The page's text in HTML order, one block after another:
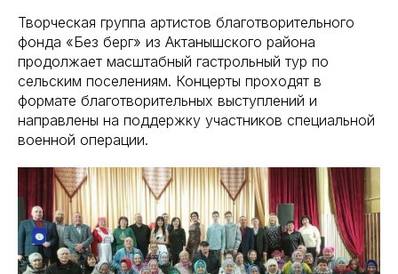
Творческая группа артистов благотворительного
фонда «Без бергә» из Актанышского района
продолжает масштабный гастрольный тур по
сельским поселениям. Концерты проходят в
формате благотворительных выступлений и
направлены на поддержку участников специальной
военной операции.